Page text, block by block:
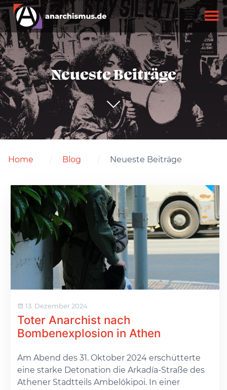
Neueste Beiträge
Home Blog Neueste Beiträge
13. Dezember 2024
Toter Anarchist nach
Bombenexplosion in Athen
Am Abend des 31. Oktober 2024 erschütterte
eine starke Detonation die Arkadía-Straße des
Athener Stadtteils Ambelókipoi. In einer